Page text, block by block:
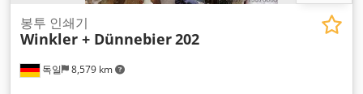
독일 8,579 km
봉투 인쇄기
Winkler + Dünnebier202